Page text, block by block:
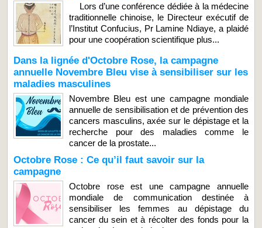
Lors d’une conférence dédiée à la médecine
traditionnelle chinoise, le Directeur exécutif de
l’Institut Confucius, Pr Lamine Ndiaye, a plaidé
pour une coopération scientifique plus...
Dans la lignée d'Octobre Rose, la campagne
annuelle Novembre Bleu vise à sensibiliser sur les
maladies masculines
Novembre Bleu est une campagne mondiale
annuelle de sensibilisation et de prévention des
cancers masculins, axée sur le dépistage et la
recherche pour des maladies comme le
cancer de la prostate...
Octobre Rose : Ce qu’il faut savoir sur la
campagne
Octobre rose est une campagne annuelle
mondiale de communication destinée à
sensibiliser les femmes au dépistage du
cancer du sein et à récolter des fonds pour la